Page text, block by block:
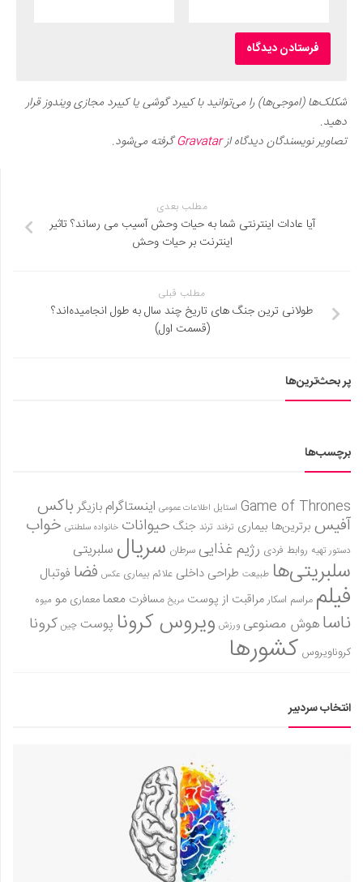
شکلک‌ها (اموجی‌ها) را می‌توانید با کیبرد گوشی یا کیبرد مجازی ویندوز قرار
دهید.
تصاویر نویسندگان دیدگاه ازGravatarگرفته می‌شود.
مطلب بعدی
آیا عادات اینترنتی شما به حیات وحش آسیب می رساند؟ تاثیر
اینترنت بر حیات وحش
مطلب قبلی
طولانی ترین جنگ های تاریخ چند سال به طول انجامیده‌اند؟
(قسمت اول)
پر بحث‌ترین‌ها
برچسب‌ها
Game of Thrones استایل اطلاعات عمومی اینستاگرام بازیگر باکس
آفیس برترین‌ها بیماری ترفند ترند جنگ حیوانات خانواده سلطنتی خواب
دستور تهیه روابط فردی رژیم غذاییسرطان سریال سلبریتی
سلبریتی‌ها طبیعت طراحی داخلی علائم بیماری عکس فضا فوتبال
فیلم مراسم اسکارمراقبت از پوست مریخ مسافرت معمامعماری مو میوه
ناساهوش مصنوعی ورزش ویروس کرونا پوست چین کرونا
کروناویروس کشورها
انتخاب سردبیر